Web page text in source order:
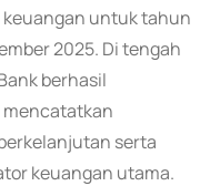
keuangan untuk tahun
2025. Di tengah
berhasil
serta
keuangan utama.